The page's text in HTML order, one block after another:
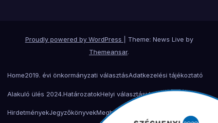
Proudly powered by WordPress
Theme: News Live by
Themeansar.
Home2019. évi önkormányzati választásAdatkezelési tájékoztató
Alakuló ülés 2024.HatározatokHelyi választási bizottság
HirdetményekJegyzőkönyvekMeghívók